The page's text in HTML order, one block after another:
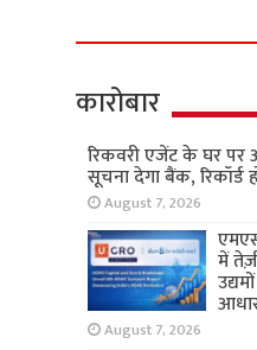
कारोबार
रिकवरी एजेंट के घर
सूचना देगा बैंक, रिकॉर्ड
August 7, 2026
में
August 7, 2026